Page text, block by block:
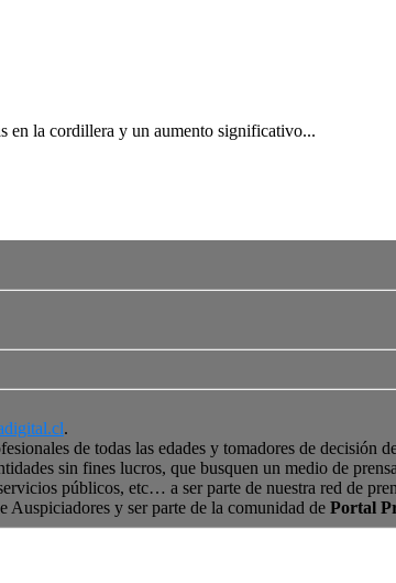
en la cordillera y un aumento significativo...
.
de todas las edades y tomadores de decisión
sin fines lucros, que busquen un medio de
públicos, etc… a ser parte de nuestra red de
Auspiciadores y ser parte de la comunidad de Portal